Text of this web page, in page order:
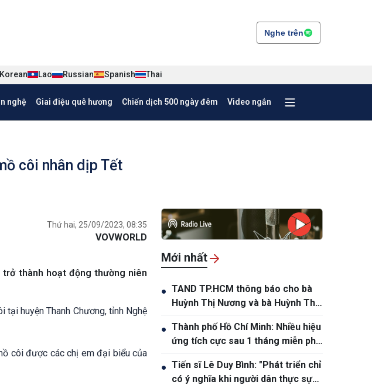
Nghe trên
Korean Lao Russian Spanish Thai
nghệ Giai điệu quê hương Chiến dịch 500 ngày đêm Video ngắn
côi nhân dịp Tết
Thứ hai, 25/09/2023, 08:35
VOVWORLD
thành hoạt động thường niên
huyện Thanh Chương, tỉnh Nghệ
côi được các chị em đại biểu của
Mới nhất
● TAND TP.HCM thông báo cho bà
Huỳnh Thị Nương và bà Huỳnh Thị
Lý
● Thành phố Hồ Chí Minh: Nhiều hiệu
ứng tích cực sau 1 tháng miễn phí
xe buýt
● Tiến sĩ Lê Duy Bình: "Phát triển chỉ
có ý nghĩa khi người dân thực sự